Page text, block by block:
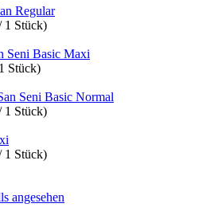
Regular
1 Stück)
Seni Basic Maxi
Stück)
Seni Basic Normal
1 Stück)
1 Stück)
angesehen